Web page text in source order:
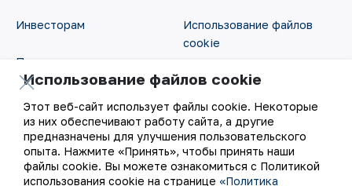
Инвесторам
Пресс-центр
Цифровое правительство
Использование файлов
cookie
Открытые данные
RSS - лента
Использование файлов cookie
Этот веб-сайт использует файлы cookie. Некоторые
из них обеспечивают работу сайта, а другие
предназначены для улучшения пользовательского
опыта. Нажмите «Принять», чтобы принять наши
файлы cookie. Вы можете ознакомиться с Политикой
использования cookie на странице «Политика